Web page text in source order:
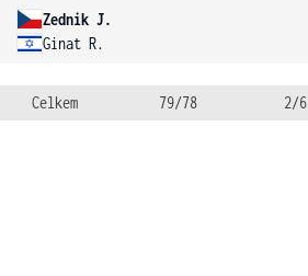
Zednik J.
Ginat R.
Celkem 79/78 2/6